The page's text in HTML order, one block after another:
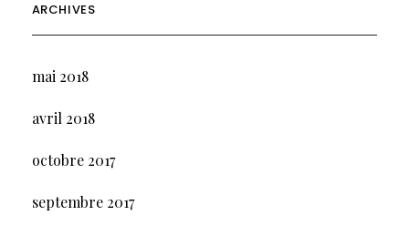
ARCHIVES
mai 2018
avril 2018
octobre 2017
septembre 2017